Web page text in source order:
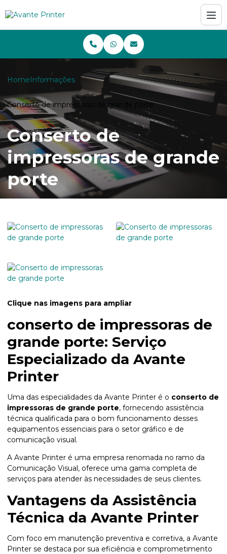
HomeInformações
Conserto de impressoras de grande porte
Conserto de
impressoras de grande
porte
Clique nas imagens para ampliar
conserto de impressoras de
grande porte: Serviço
Especializado da Avante
Printer
Uma das especialidades da Avante Printer é o conserto de
impressoras de grande porte, fornecendo assistência
técnica qualificada para o bom funcionamento desses
equipamentos essenciais para o setor gráfico e de
comunicação visual.
A Avante Printer é uma empresa renomada no ramo da
Comunicação Visual, oferece uma gama completa de
serviços para atender às necessidades de seus clientes.
Vantagens da Assistência
Técnica da Avante Printer
Com foco em manutenção preventiva e corretiva, a Avante
Printer se destaca por sua eficiência e comprometimento